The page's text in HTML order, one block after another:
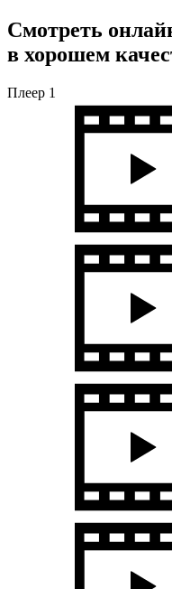
Смотреть
в хорошем
Плеер 1